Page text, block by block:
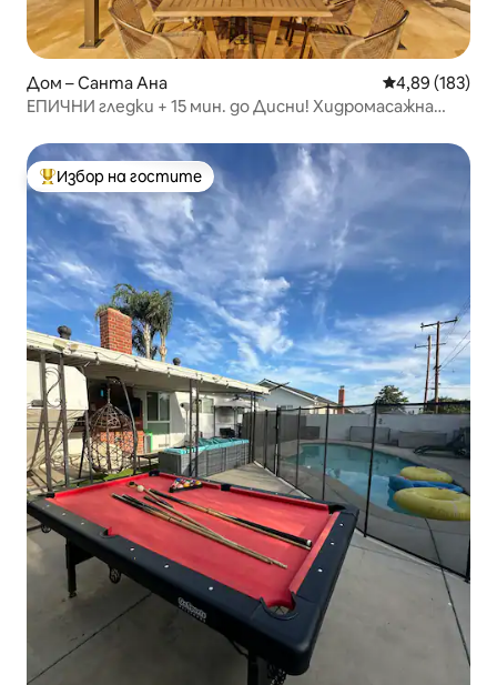
Дом – Санта Ана Средна
4,89 (183)
ЕПИЧНИ гледки + 15 мин. до Дисни! Хидромасажна
Най-популярен избор на гостите
Избор на гостите